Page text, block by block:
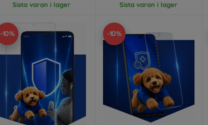
Sista varan i lager Sista varan i lager
-10% -10%